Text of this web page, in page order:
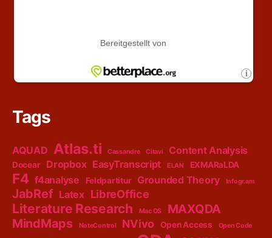
Tags
AQUAD Atlas.ti Cassandre Citavi Content Analysis
Docear Dropbox EasyTranscript ELAN EXMARaLDA
F4 f4analyse Feldpartitur Grounded Theory Infogr.am
JabRef Latex LibreOffice
Literature Research Mac OS
MAXQDA
MindMaps
NoteControl NVivo Open Access Open Code